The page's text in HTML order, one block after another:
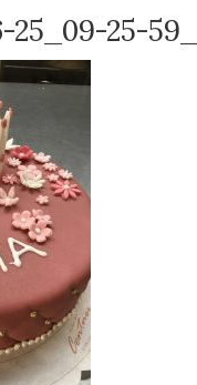
25_09-25-